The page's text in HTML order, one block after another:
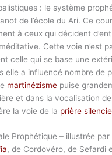
: le système
de l’école du Ari. Ce
à ceux qui décident
Cette voie n’est
celle qui se base une
elle a influencé nombre de
martinézisme puise
et dans la vocalisation
la voie de la prière
Prophétique – illustrée par
, de Cordovéro, de Sefardi